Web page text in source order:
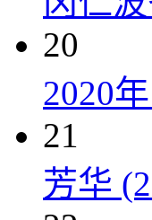
20
2020
21
芳华